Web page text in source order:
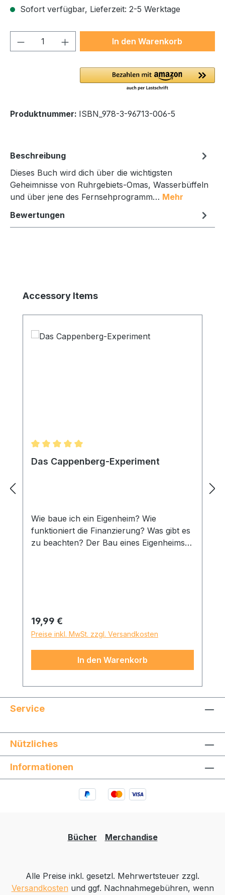
Sofort verfügbar, Lieferzeit: 2-5 Werktage
Produkt Anzahl: Gib denIn den Warenkorb
Produktnummer: ISBN_978-3-96713-006-5
Beschreibung
Dieses Buch wird dich über die wichtigsten
Geheimnisse von Ruhrgebiets-Omas, Wasserbüffeln
und über jene des Fernsehprogramm… Mehr
Bewertungen
Produktgalerie überspringen
Accessory Items
Durchschnittliche Bewertung von 5 von 5 Sternen
Das Cappenberg-Experiment
Wie baue ich ein Eigenheim? Wie
funktioniert die Finanzierung? Was gibt es
zu beachten? Der Bau eines Eigenheims
schwierig, sowohl den Eigenheimbau, als
auch ein solches Prozessmodell jeweils
für sich zu verstehen. Das Cappenberg-
Experiment erläutert mit viel Ironie am
praktischen Beispiel, wie das Projekt
und profanen Tücken sowie der
theoretische Hintergrund des
professionellen Projektmanagements in
anhand von Tagebucheinträgen eines
Hausbaus Schritt für Schritt
und erläutert. Durch diese Kombination
strukturierten Abwicklung des Hausbaus,
professionellen Projektmanagement, ohne
unterhaltsame und fachlich wertvolle
Lektüre!
Regulärer Preis:
19,99 €
Preise inkl. MwSt. zzgl. Versandkosten
In den Warenkorb
Service
Nützliches
Informationen
Bücher Merchandise
Alle Preise inkl. gesetzl. Mehrwertsteuer zzgl.
Versandkosten und ggf. Nachnahmegebühren, wenn